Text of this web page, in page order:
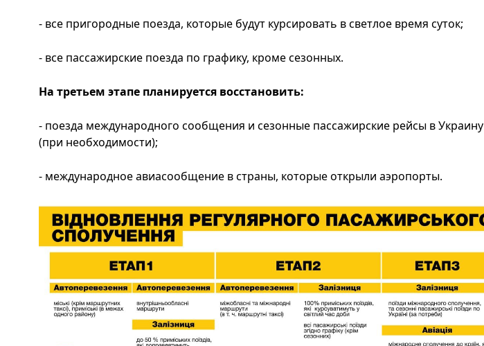
- все пригородные поезда, которые будут курсировать в светлое время суток;
- все пассажирские поезда по графику, кроме сезонных.
На третьем этапе планируется восстановить:
- поезда международного сообщения и сезонные пассажирские рейсы в Украину
(при необходимости);
- международное авиасообщение в страны, которые открыли аэропорты.